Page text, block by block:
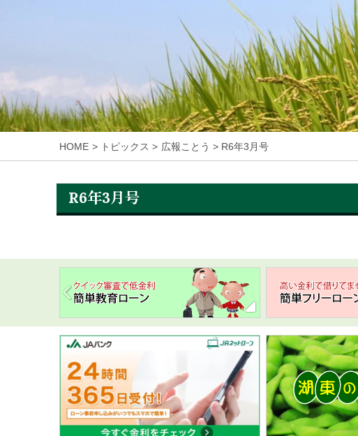
HOME トピックス 広報ことう R6年3月号
R6年3月号